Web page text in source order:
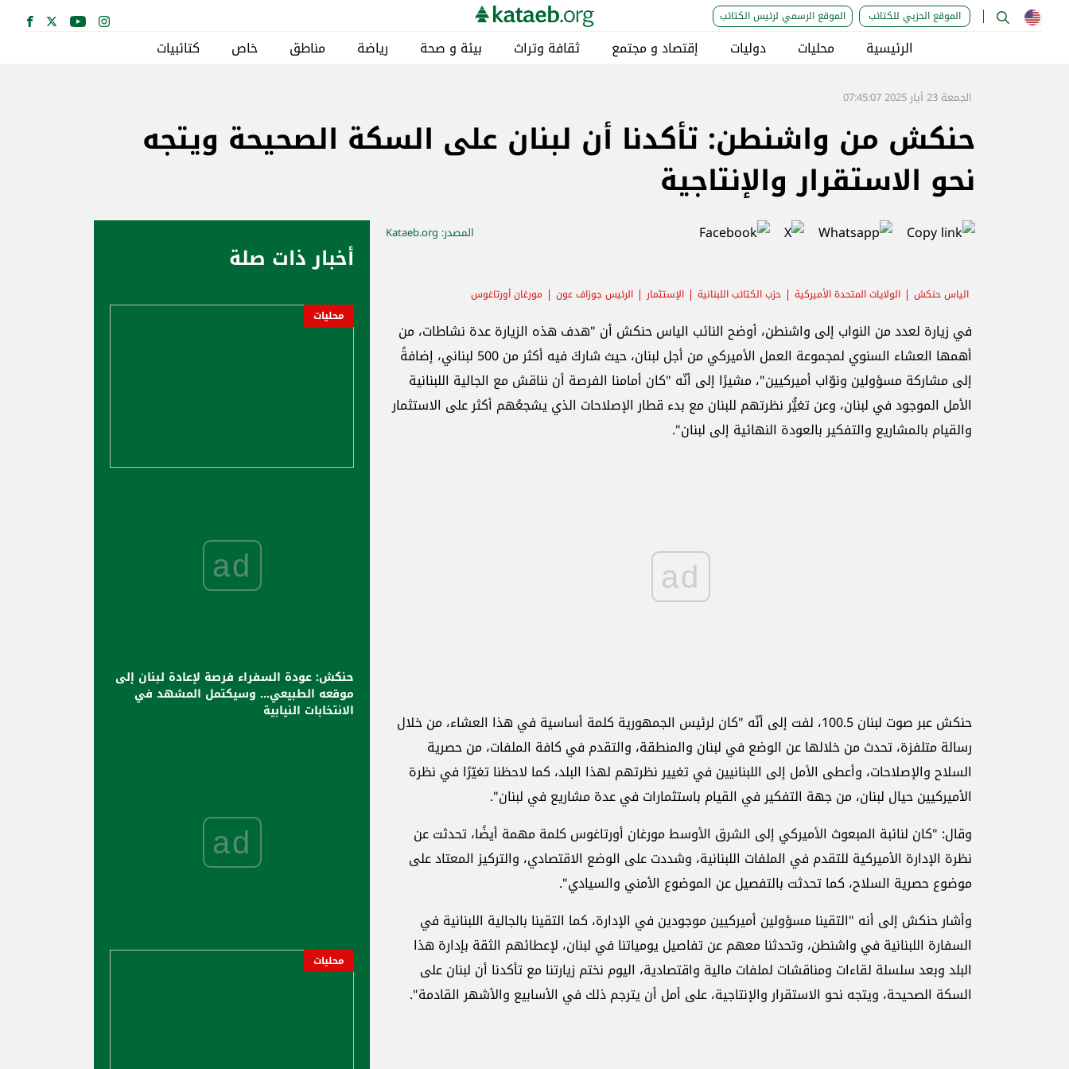
الموقع الحزبي للكتائب الموقع الرسمي لرئيس الكتائب
الرئيسية محليات دوليات إقتصاد و مجتمع ثقافة وتراث بيئة و صحة رياضة مناطق خاص كتائبيات
الجمعة 23 أيار 2025 07:45:07
حنكش من واشنطن: تأكدنا أن لبنان على السكة الصحيحة ويتجه
نحو الاستقرار والإنتاجية
المصدر: Kataeb.org
الياس حنكش الولايات المتحدة الأميركية حزب الكتائب اللبنانية الإستثمار الرئيس جوزاف عون مورغان أورتاغوس
في زيارة لعدد من النواب إلى واشنطن، أوضح النائب الياس حنكش أن "هدف هذه الزيارة عدة نشاطات، من
أهمها العشاء السنوي لمجموعة العمل الأميركي من أجل لبنان، حيث شاركَ فيه أكثر من 500 لبناني، إضافةً
إلى مشاركة مسؤولين ونوّاب أميركيين"، مشيرًا إلى أنّه "كان أمامنا الفرصة أن نناقش مع الجالية اللبنانية
الأمل الموجود في لبنان، وعن تغيُّر نظرتهم للبنان مع بدء قطار الإصلاحات الذي يشجعُهم أكثر على الاستثمار
والقيام بالمشاريع والتفكير بالعودة النهائية إلى لبنان".
ad
حنكش عبر صوت لبنان 100.5، لفت إلى أنّه "كان لرئيس الجمهورية كلمة أساسية في هذا العشاء، من خلال
رسالة متلفزة، تحدث من خلالها عن الوضع في لبنان والمنطقة، والتقدم في كافة الملفات، من حصرية
السلاح والإصلاحات، وأعطى الأمل إلى اللبنانيين في تغيير نظرتهم لهذا البلد، كما لاحظنا تغيّرًا في نظرة
الأميركيين حيال لبنان، من جهة التفكير في القيام باستثمارات في عدة مشاريع في لبنان".
وقال: "كان لنائبة المبعوث الأميركي إلى الشرق الأوسط مورغان أورتاغوس كلمة مهمة أيضًا، تحدثت عن
نظرة الإدارة الأميركية للتقدم في الملفات اللبنانية، وشددت على الوضع الاقتصادي، والتركيز المعتاد على
موضوع حصرية السلاح، كما تحدثت بالتفصيل عن الموضوع الأمني والسيادي".
وأشار حنكش إلى أنه "التقينا مسؤولين أميركيين موجودين في الإدارة، كما التقينا بالجالية اللبنانية في
السفارة اللبنانية في واشنطن، وتحدثنا معهم عن تفاصيل يومياتنا في لبنان، لإعطائهم الثقة بإدارة هذا
البلد وبعد سلسلة لقاءات ومناقشات لملفات مالية واقتصادية، اليوم نختم زيارتنا مع تأكدنا أن لبنان على
السكة الصحيحة، ويتجه نحو الاستقرار والإنتاجية، على أمل أن يترجم ذلك في الأسابيع والأشهر القادمة".
أخبار ذات صلة
محليات
ad
حنكش: عودة السفراء فرصة لإعادة لبنان إلى
موقعه الطبيعي... وسيكتمل المشهد في
الانتخابات النيابية
ad
محليات